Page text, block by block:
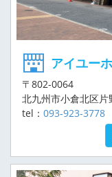
アイユー
〒802-0064
北九州市小倉北区
tel： 093-923-3778